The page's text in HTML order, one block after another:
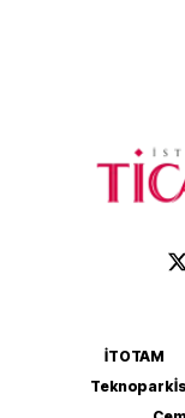
İTOTAM
Teknopark